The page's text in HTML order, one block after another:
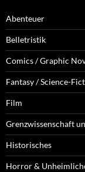
Abenteuer
Belletristik
Comics / Graphic
Fantasy / Science-
Film
Grenzwissenschaft
Historisches
Horror &